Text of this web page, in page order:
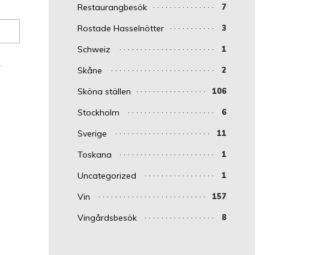
Restaurangbesök 7
Rostade Hasselnötter 3
Schweiz 1
Skåne 2
Sköna ställen 106
Stockholm 6
Sverige 11
Toskana 1
Uncategorized 1
Vin 157
Vingårdsbesök 8